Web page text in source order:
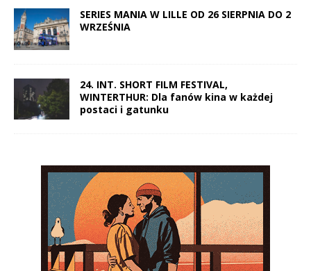
SERIES MANIA W LILLE OD 26 SIERPNIA DO 2
WRZEŚNIA
24. INT. SHORT FILM FESTIVAL,
WINTERTHUR: Dla fanów kina w każdej
postaci i gatunku